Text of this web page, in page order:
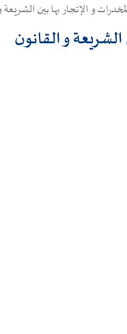
و الإتجار بها بين الشريعة
و القانون